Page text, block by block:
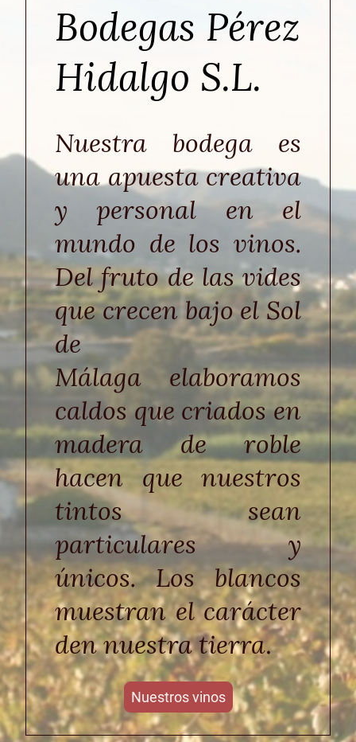
Bodegas Pérez
Hidalgo S.L.
Nuestra bodega es
una apuesta creativa
y personal en el
mundo de los vinos.
Del fruto de las vides
que crecen bajo el Sol
de
Málaga elaboramos
caldos que criados en
madera de roble
hacen que nuestros
tintos sean
particulares y
únicos. Los blancos
muestran el carácter
den nuestra tierra.
Nuestros vinos